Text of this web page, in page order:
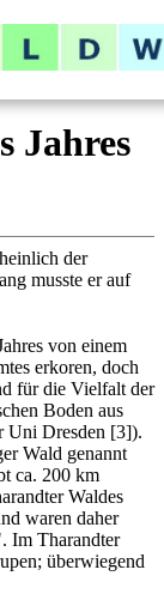
Jahres
der
musste er auf
von einem
erkoren, doch
für die Vielfalt der
Boden aus
Uni Dresden [3]).
Wald genannt
ca. 200 km
Waldes
waren daher
Im Tharandter
überwiegend